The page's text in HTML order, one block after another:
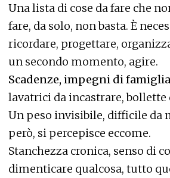
Una lista di cose da fare che
fare, da solo, non basta. È
ricordare, progettare,
un secondo momento, agire.
Scadenze, impegni di
lavatrici da incastrare, bollette
Un peso invisibile, difficile da
però, si percepisce eccome.
Stanchezza cronica, senso di
dimenticare qualcosa, tutto